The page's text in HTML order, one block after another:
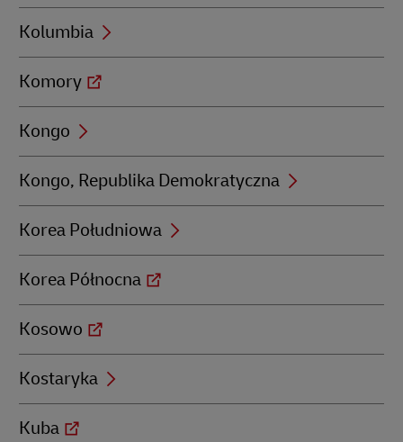
Kolumbia
Komory
Kongo
Kongo, Republika Demokratyczna
Korea Południowa
Korea Północna
Kosowo
Kostaryka
Kuba